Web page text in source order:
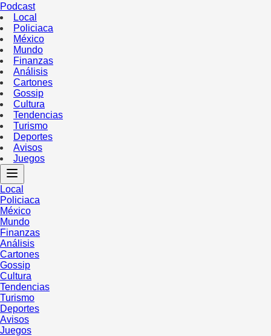
Podcast
Local
Policiaca
México
Mundo
Finanzas
Análisis
Cartones
Gossip
Cultura
Tendencias
Turismo
Deportes
Avisos
Juegos
Local
Policiaca
México
Mundo
Finanzas
Análisis
Cartones
Gossip
Cultura
Tendencias
Turismo
Deportes
Avisos
Juegos